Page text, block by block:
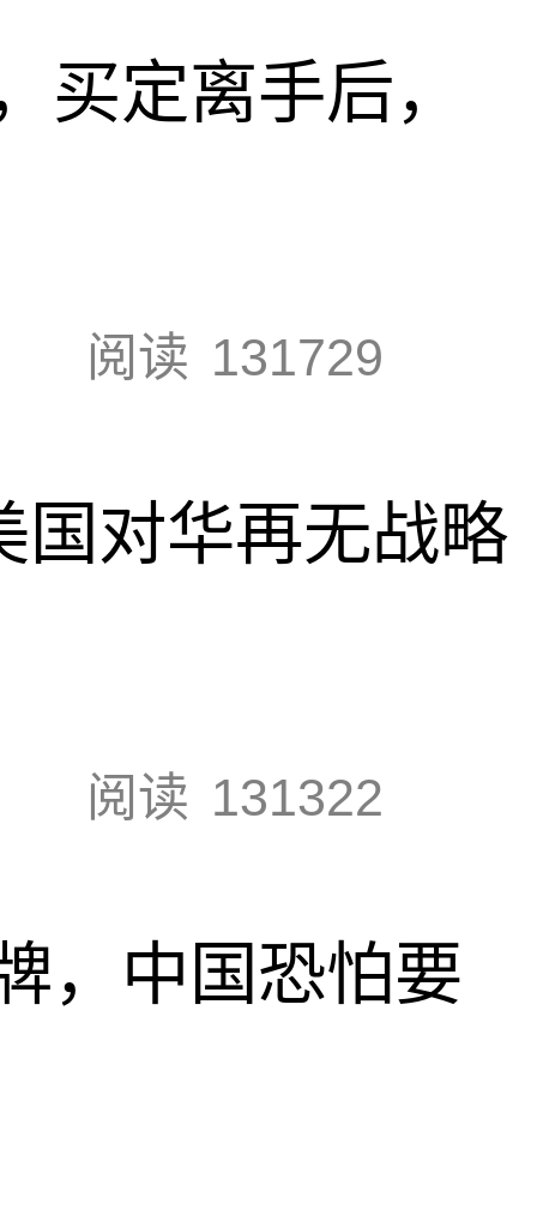
买定离手后，
阅读 131729
国对华再无战略
阅读 131322
，中国恐怕要